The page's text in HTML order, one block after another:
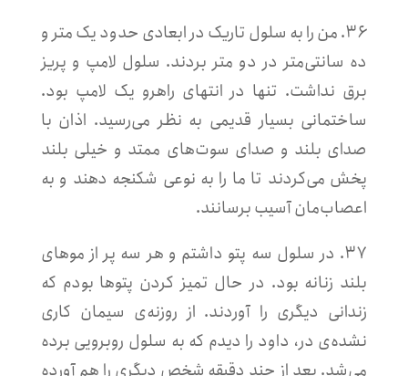
۳۶. من را به سلول تاریک در ابعادی حدود یک متر و
ده سانتی‌متر در دو متر بردند. سلول لامپ و پریز
برق نداشت. تنها در انتهای راهرو یک لامپ بود.
ساختمانی بسیار قدیمی به نظر می‌رسید. اذان با
صدای بلند و صدای سوت‌های ممتد و خیلی بلند
پخش می‌کردند تا ما را به نوعی شکنجه دهند و به
اعصاب‌مان آسیب برسانند.
۳۷. در سلول سه پتو داشتم و هر سه پر از موهای
بلند زنانه بود. در حال تمیز کردن پتوها بودم که
زندانی دیگری را آوردند. از روزنه‌ی سیمان کاری
نشده‌ی در، داود را دیدم که به سلول روبرویی برده
می‌شد. بعد از چند دقیقه شخص دیگری را هم آورده